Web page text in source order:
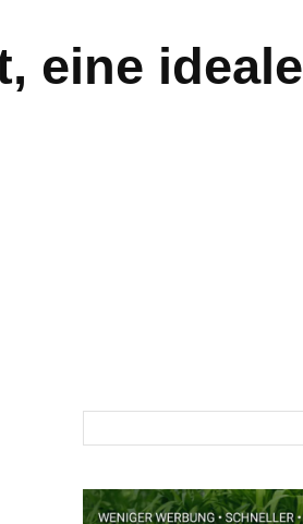
eine ideale